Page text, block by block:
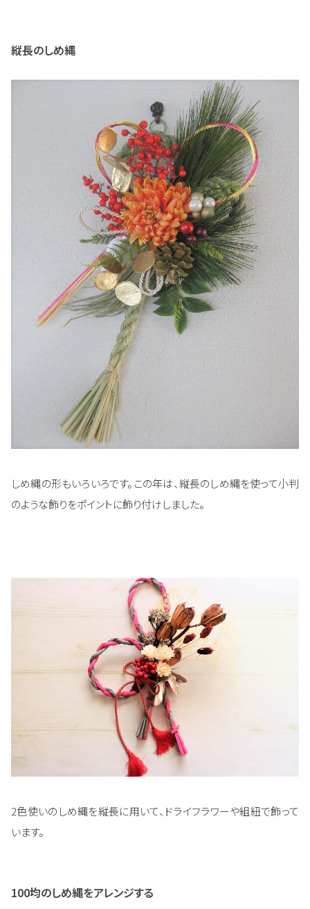
縦長のしめ縄
しめ縄の形もいろいろです。この年は、縦長のしめ縄を使って小判
のような飾りをポイントに飾り付けしました。
2色使いのしめ縄を縦長に用いて、ドライフラワーや組紐で飾って
います。
100均のしめ縄をアレンジする